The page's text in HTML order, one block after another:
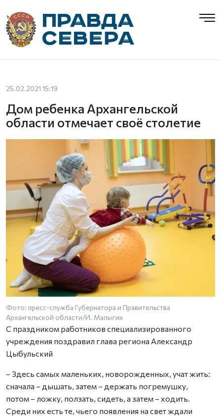
25.02.2021 15:19
Дом ребенка Архангельской
области отмечает своё столетие
Фото: пресс-служба Губернатора и Правительства
Архангельской области/И. Малыгин
С праздником работников специализированного
учреждения поздравил глава региона Александр
Цыбульский
– Здесь самых маленьких, новорожденных, учат жить:
сначала – дышать, затем – держать погремушку,
потом – ложку, ползать, сидеть, а затем – ходить.
Среди них есть те, чьего появления на свет ждали